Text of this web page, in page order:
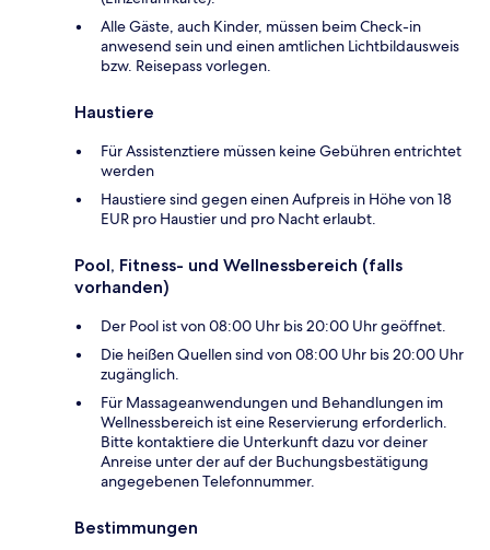
Alle Gäste, auch Kinder, müssen beim Check-in
anwesend sein und einen amtlichen Lichtbildausweis
bzw. Reisepass vorlegen.
Haustiere
Für Assistenztiere müssen keine Gebühren entrichtet
werden
Haustiere sind gegen einen Aufpreis in Höhe von 18
EUR pro Haustier und pro Nacht erlaubt.
Pool, Fitness- und Wellnessbereich (falls
vorhanden)
Der Pool ist von 08:00 Uhr bis 20:00 Uhr geöffnet.
Die heißen Quellen sind von 08:00 Uhr bis 20:00 Uhr
zugänglich.
Für Massageanwendungen und Behandlungen im
Wellnessbereich ist eine Reservierung erforderlich.
Bitte kontaktiere die Unterkunft dazu vor deiner
Anreise unter der auf der Buchungsbestätigung
angegebenen Telefonnummer.
Bestimmungen